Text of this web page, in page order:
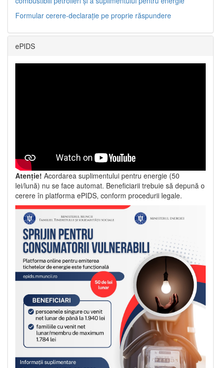
Formular cerere-declarație pe proprie răspundere
ePIDS
Atenție! Acordarea suplimentului pentru energie (50
lei/lună) nu se face automat. Beneficiarii trebuie să depună o
cerere în platforma ePIDS, conform procedurii legale.